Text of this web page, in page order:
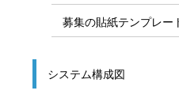
募集の貼紙テンプレー
システム構成図